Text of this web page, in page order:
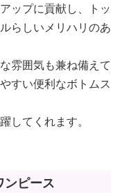
ップに貢献し、トッ
らしいメリハリのあ
雰囲気も兼ね備えて
すい便利なボトムス
してくれます。
ンピース